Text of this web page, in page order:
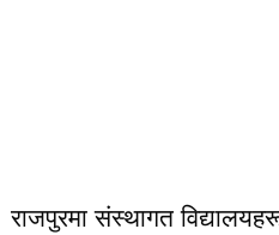
राजपुरमा संस्थागत